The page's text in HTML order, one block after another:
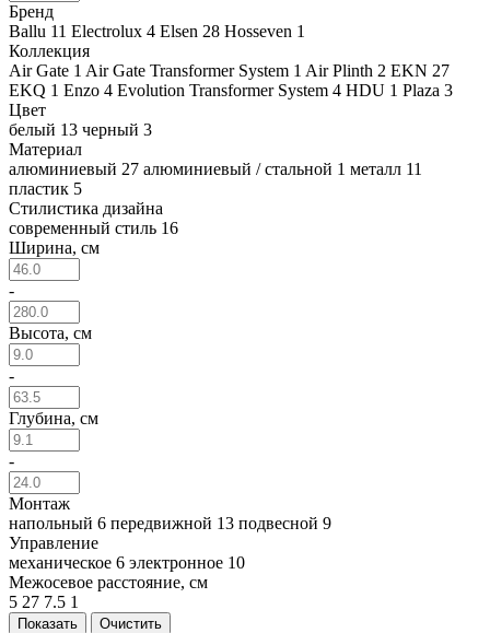
Бренд
Ballu 11 Electrolux 4 Elsen 28 Hosseven 1
Коллекция
Air Gate 1 Air Gate Transformer System 1 Air Plinth 2 EKN 27
EKQ 1 Enzo 4 Evolution Transformer System 4 HDU 1 Plaza 3
Цвет
белый 13 черный 3
Материал
алюминиевый 27 алюминиевый / стальной 1 металл 11
пластик 5
Стилистика дизайна
современный стиль 16
Ширина, см
-
Высота, см
-
Глубина, см
-
Монтаж
напольный 6 передвижной 13 подвесной 9
Управление
механическое 6 электронное 10
Межосевое расстояние, см
5 27 7.5 1
Показать Очистить